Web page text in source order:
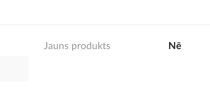
Jauns produkts Nē